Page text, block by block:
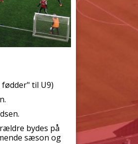
til U9)
bydes på
sæson og